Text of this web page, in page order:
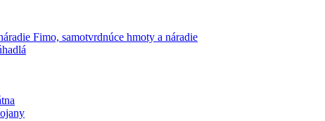
Fimo, samotvrdnúce hmoty a náradie